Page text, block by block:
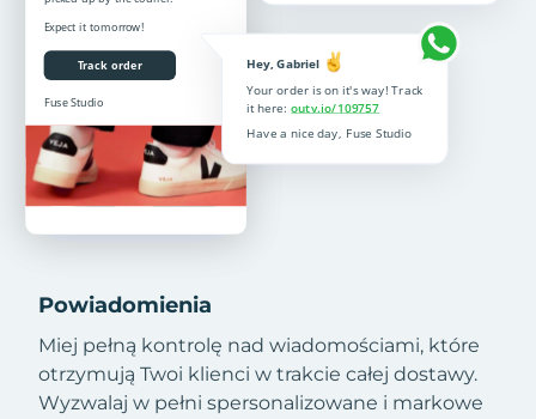
Powiadomienia
Miej pełną kontrolę nad wiadomościami, które
otrzymują Twoi klienci w trakcie całej dostawy.
Wyzwalaj w pełni spersonalizowane i markowe